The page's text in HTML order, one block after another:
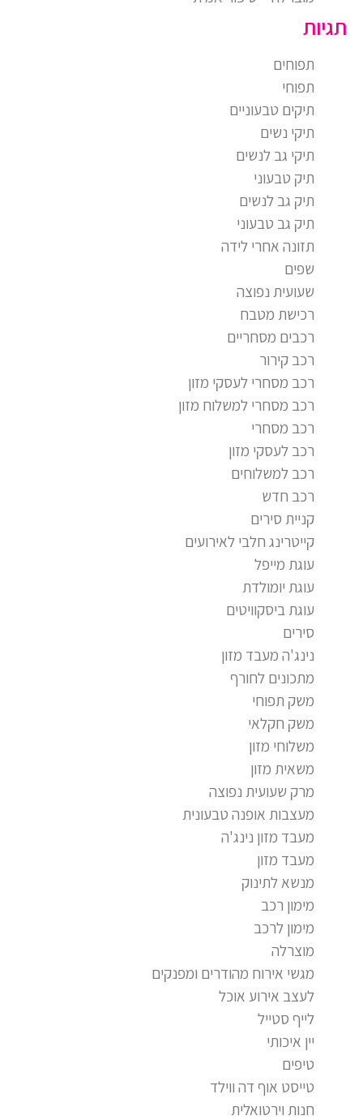
תגיות
תפוחים
תפוחי
תיקים טבעוניים
תיקי נשים
תיקי גב לנשים
תיק טבעוני
תיק גב לנשים
תיק גב טבעוני
תזונה אחרי לידה
שפים
שעועית נפוצה
רכישת מטבח
רכבים מסחריים
רכב קירור
רכב מסחרי לעסקי מזון
רכב מסחרי למשלוח מזון
רכב מסחרי
רכב לעסקי מזון
רכב למשלוחים
רכב חדש
קניית סירים
קייטרינג חלבי לאירועים
עוגת מייפל
עוגת יומולדת
עוגת ביסקוויטים
סירים
נינג'ה מעבד מזון
מתכונים לחורף
משק תפוחי
משק חקלאי
משלוחי מזון
משאית מזון
מרק שעועית נפוצה
מעצבות אופנה טבעונית
מעבד מזון נינג'ה
מעבד מזון
מנשא לתינוק
מימון רכב
מימון לרכב
מוצרלה
מגשי אירוח מהודרים ומפנקים
לעצב אירוע אוכל
לייף סטייל
יין איכותי
טיפים
טייסט אוף דה ווילד
חנות וירטואלית